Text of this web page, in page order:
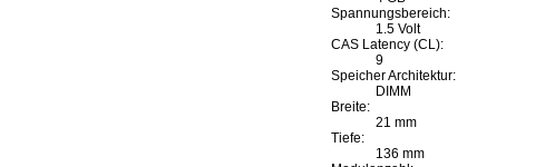
Spannungsbereich:
1.5 Volt
CAS Latency (CL):
9
Speicher Architektur:
DIMM
Breite:
21 mm
Tiefe:
136 mm